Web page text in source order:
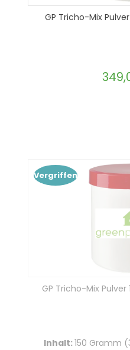
GP Tricho-Mix
Vergriffen
GP Tricho-Mix
Inhalt:150 Gramm